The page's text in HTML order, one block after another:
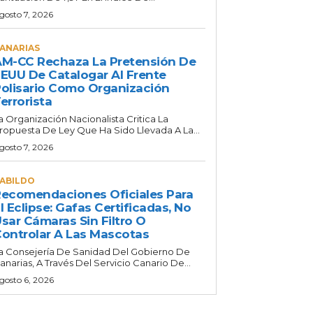
7, 2026
CC Rechaza La Pretensión De
De Catalogar Al Frente
Como Organización
Organización Nacionalista Critica La
De Ley Que Ha Sido Llevada A La...
7, 2026
Oficiales Para
Eclipse: Gafas Certificadas, No
Cámaras Sin Filtro O
A Las Mascotas
Consejería De Sanidad Del Gobierno De
A Través Del Servicio Canario De...
6, 2026